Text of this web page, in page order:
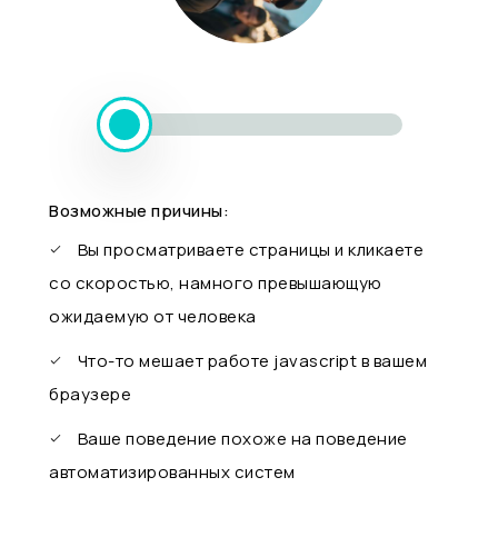
Возможные причины:
Вы просматриваете страницы и кликаете
со скоростью, намного превышающую
ожидаемую от человека
Что-то мешает работе javascript в вашем
браузере
Ваше поведение похоже на поведение
автоматизированных систем